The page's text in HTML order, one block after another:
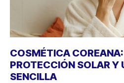
COSMÉTICA
PROTECCIÓN SOLAR Y
SENCILLA